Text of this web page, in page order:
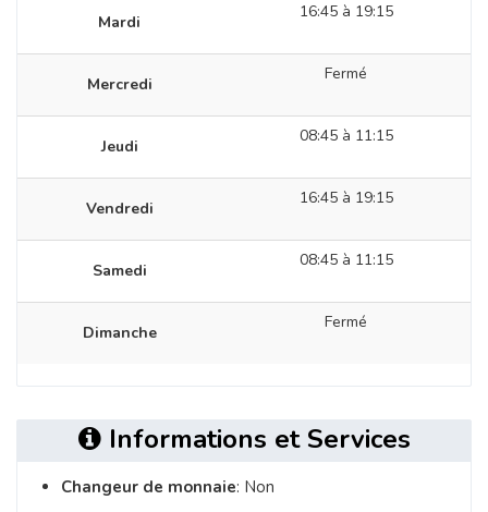
Mardi
16:45 à 19:15
Mercredi
Fermé
Jeudi
08:45 à 11:15
Vendredi
16:45 à 19:15
Samedi
08:45 à 11:15
Dimanche
Fermé
Informations et Services
Changeur de monnaie: Non